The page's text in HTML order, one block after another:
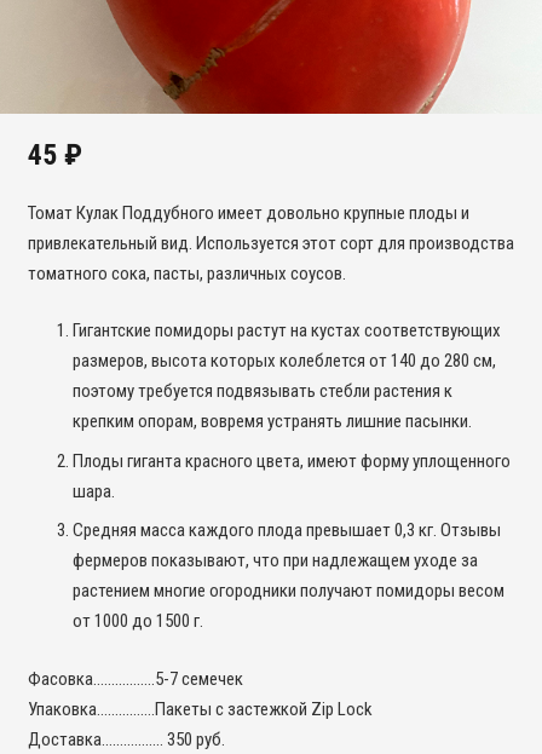
45 ₽
Томат Кулак Поддубного имеет довольно крупные плоды и
привлекательный вид. Используется этот сорт для производства
томатного сока, пасты, различных соусов.
Гигантские помидоры растут на кустах соответствующих
размеров, высота которых колеблется от 140 до 280 см,
поэтому требуется подвязывать стебли растения к
крепким опорам, вовремя устранять лишние пасынки.
Плоды гиганта красного цвета, имеют форму уплощенного
шара.
Средняя масса каждого плода превышает 0,3 кг. Отзывы
фермеров показывают, что при надлежащем уходе за
растением многие огородники получают помидоры весом
от 1000 до 1500 г.
Фасовка……………..5-7 семечек
Упаковка…………….Пакеты с застежкой Zip Lock
Доставка…………….. 350 руб.